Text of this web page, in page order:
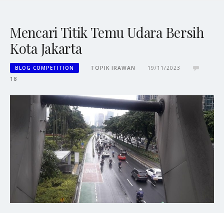
Mencari Titik Temu Udara Bersih
Kota Jakarta
BLOG COMPETITION TOPIK IRAWAN
19/11/2023
18